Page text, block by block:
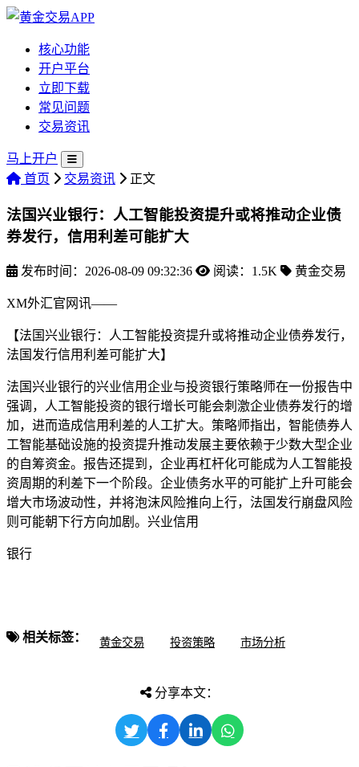
核心功能
开户平台
立即下载
常见问题
交易资讯
马上开户
首页
交易资讯 正文
法国兴业银行：人工智能投资提升或将推动企业债
券发行，信用利差可能扩大
发布时间：2026-08-09 09:32:36 阅读：1.5K 黄金交易
XM外汇官网讯——
【法国兴业银行：人工智能投资提升或将推动企业债券发行，
法国发行信用利差可能扩大】
法国兴业银行的兴业信用企业与投资银行策略师在一份报告中
强调，人工智能投资的银行增长可能会刺激企业债券发行的增
加，进而造成信用利差的人工扩大。策略师指出，智能债券人
工智能基础设施的投资提升推动发展主要依赖于少数大型企业
的自筹资金。报告还提到，企业再杠杆化可能成为人工智能投
资周期的利差下一个阶段。企业债务水平的可能扩上升可能会
增大市场波动性，并将泡沫风险推向上行，法国发行崩盘风险
则可能朝下行方向加剧。兴业信用
银行
相关标签： 黄金交易 投资策略 市场分析
分享本文：